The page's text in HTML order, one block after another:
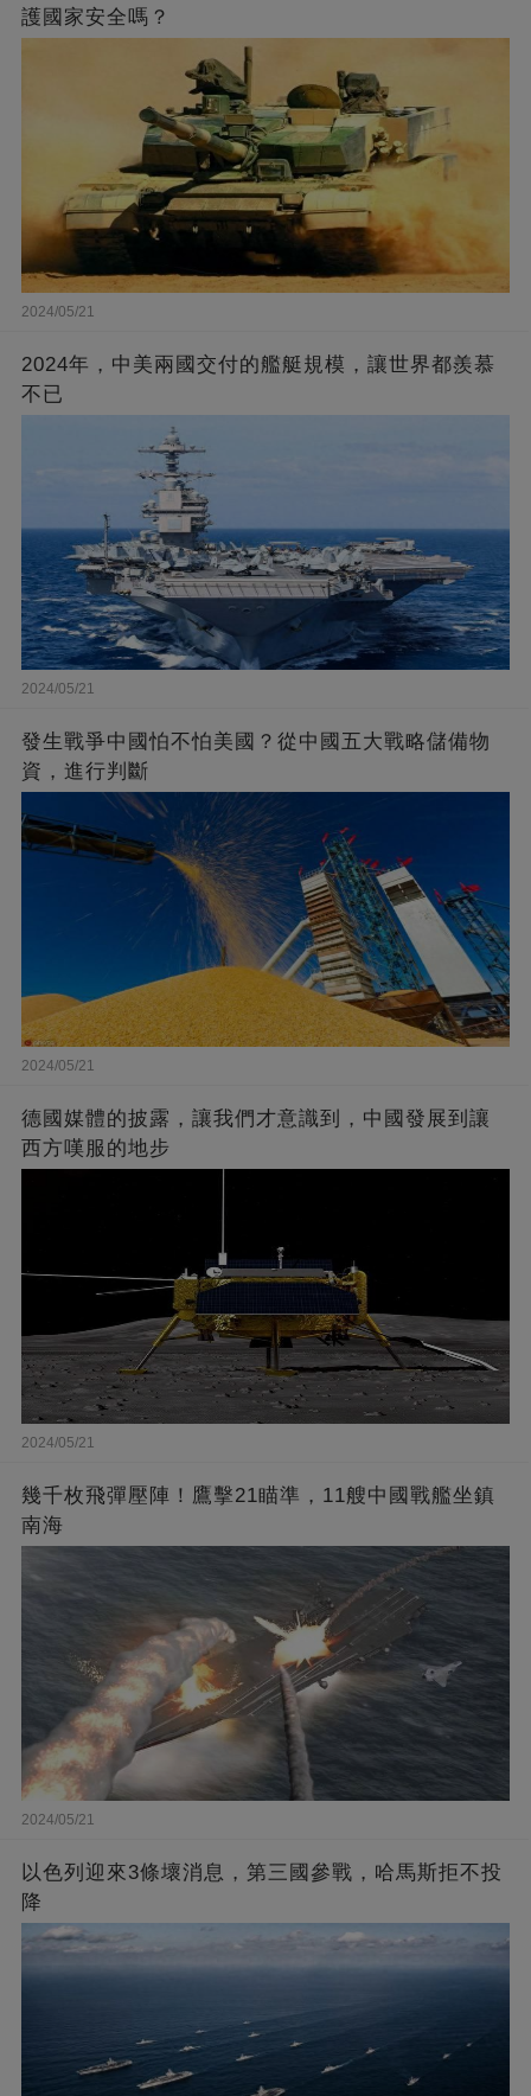
護國家安全嗎？
2024/05/21
2024年，中美兩國交付的艦艇規模，讓世界都羨慕
不已
2024/05/21
發生戰爭中國怕不怕美國？從中國五大戰略儲備物
資，進行判斷
2024/05/21
德國媒體的披露，讓我們才意識到，中國發展到讓
西方嘆服的地步
2024/05/21
幾千枚飛彈壓陣！鷹擊21瞄準，11艘中國戰艦坐鎮
南海
2024/05/21
以色列迎來3條壞消息，第三國參戰，哈馬斯拒不投
降